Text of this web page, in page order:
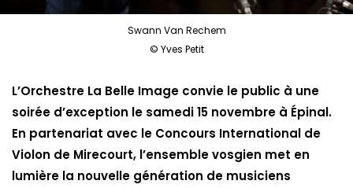
Swann Van Rechem
© Yves Petit
L’Orchestre La Belle Image convie le public à une
soirée d’exception le samedi 15 novembre à Épinal.
En partenariat avec le Concours International de
Violon de Mirecourt, l’ensemble vosgien met en
lumière la nouvelle génération de musiciens